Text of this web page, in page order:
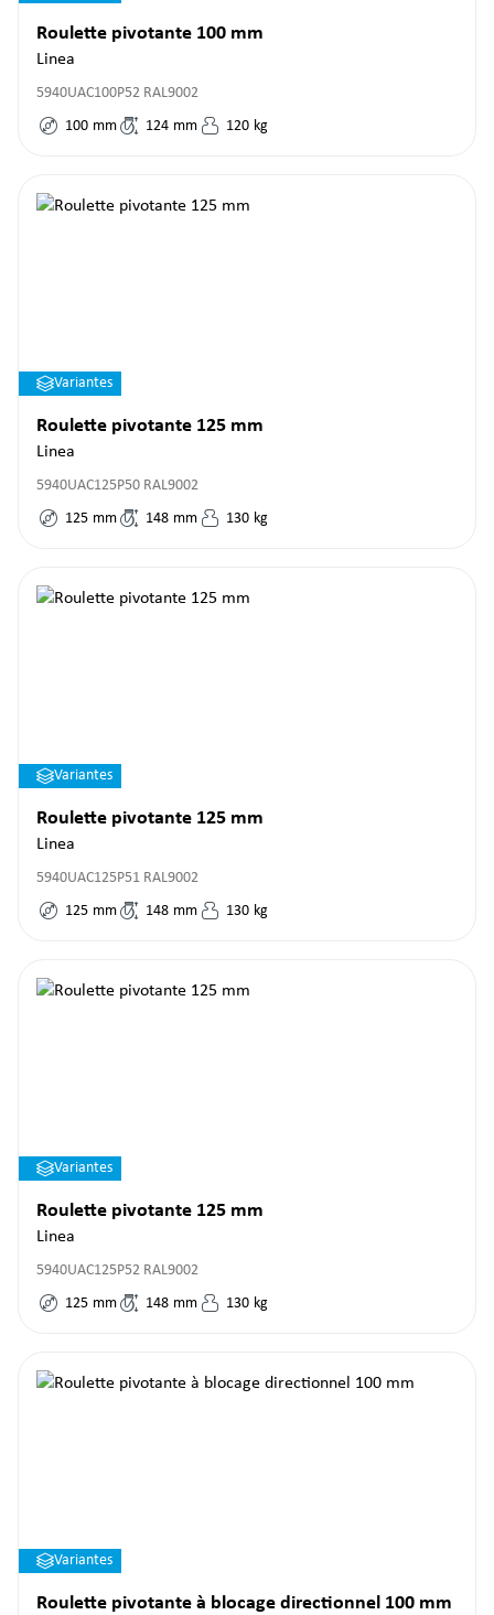
Roulette pivotante 100 mm
Linea
5940UAC100P52 RAL9002
100 mm 124 mm 120 kg
Variantes
Roulette pivotante 125 mm
Linea
5940UAC125P50 RAL9002
125 mm 148 mm 130 kg
Variantes
Roulette pivotante 125 mm
Linea
5940UAC125P51 RAL9002
125 mm 148 mm 130 kg
Variantes
Roulette pivotante 125 mm
Linea
5940UAC125P52 RAL9002
125 mm 148 mm 130 kg
Variantes
Roulette pivotante à blocage directionnel 100 mm